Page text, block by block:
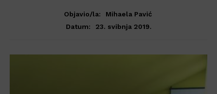
Objavio/la:
Mihaela Pavić
Datum:
23. svibnja 2019.